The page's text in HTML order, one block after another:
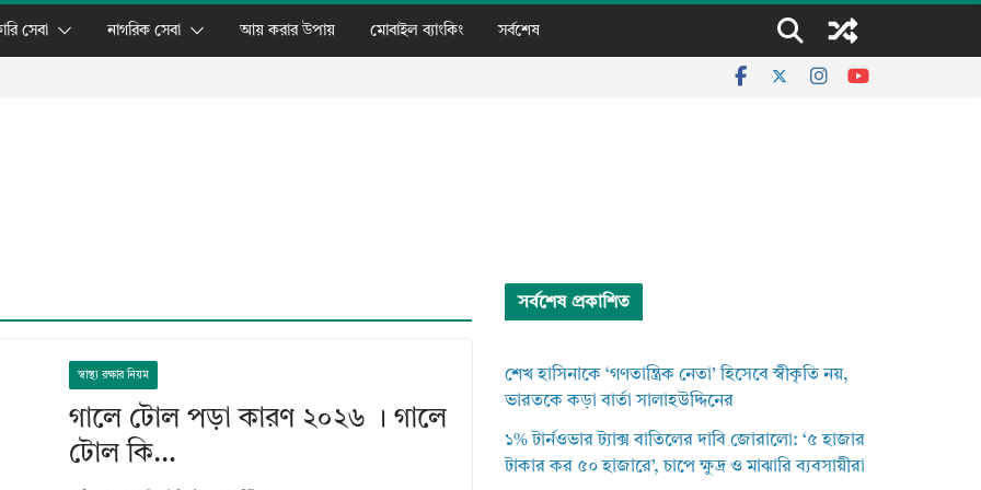
সেবা নাগরিক সেবা আয় করার উপায় মোবাইল ব্যাংকিং সর্বশেষ
স্বাস্থ্য রক্ষার নিয়ম
গালে টোল পড়া কারণ ২০২৬ । গালে
টোল কি…
সর্বশেষ প্রকাশিত
শেখ হাসিনাকে ‘গণতান্ত্রিক নেতা’ হিসেবে স্বীকৃতি নয়,
ভারতকে কড়া বার্তা সালাহউদ্দিনের
১% টার্নওভার ট্যাক্স বাতিলের দাবি জোরালো: ‘৫ হাজার
টাকার কর ৫০ হাজারে’, চাপে ক্ষুদ্র ও মাঝারি ব্যবসায়ীরা